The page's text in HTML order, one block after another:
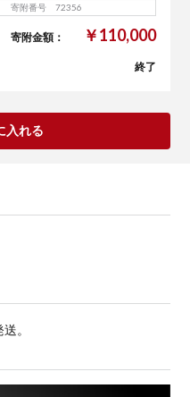
寄附番号 72356
寄附金額： ￥110,000
終了
入れる
。